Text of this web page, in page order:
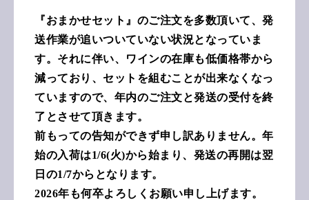
『おまかせセット』のご注文を多数頂いて、発
送作業が追いついていない状況となっていま
す。それに伴い、ワインの在庫も低価格帯から
減っており、セットを組むことが出来なくなっ
ていますので、年内のご注文と発送の受付を終
了とさせて頂きます。
前もっての告知ができず申し訳ありません。年
始の入荷は1/6(火)から始まり、発送の再開は翌
日の1/7からとなります。
2026年も何卒よろしくお願い申し上げます。